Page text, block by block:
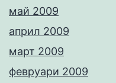
май 2009
април 2009
март 2009
февруари 2009